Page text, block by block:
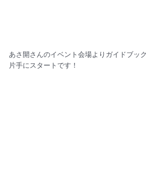
あさ開さんのイベント会場よりガイドブック
片手にスタートです！